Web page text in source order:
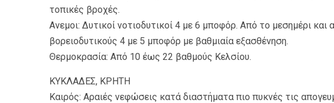
τοπικές βροχές.
Ανεμοι: Δυτικοί νοτιοδυτικοί 4 με 6 μποφόρ. Από το μεσημέρι
βορειοδυτικούς 4 με 5 μποφόρ με βαθμιαία εξασθένηση.
Θερμοκρασία: Από 10 έως 22 βαθμούς Κελσίου.
ΚΥΚΛΑΔΕΣ, ΚΡΗΤΗ
Καιρός: Αραιές νεφώσεις κατά διαστήματα πιο πυκνές τις